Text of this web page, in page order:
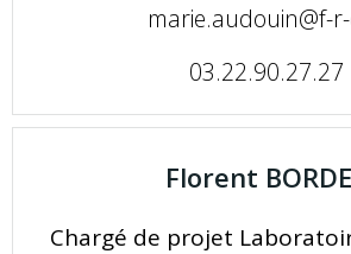
marie.audouin@f-
03.22.90.27.27
Florent
Chargé de projet